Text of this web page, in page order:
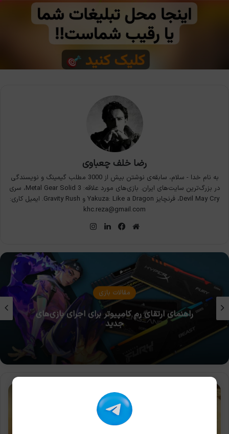
رضا خلف چعباوی
به نام خدا - سلام، سابقه‌ی نوشتن بیش از 3000 مطلب گیمینگ و نویسندگی
در بزرگ‌ترین سایت‌های ایران. بازی‌های مورد علاقه: Metal Gear Solid 3، سری
Devil May Cry، فرنچایز Yakuza: Like a Dragon و Gravity Rush. ایمیل کاری:
khc.reza@gmail.com
وبسایت
فیس
لینکدین
مقالات بازی
چرا برخی بازی‌ها به SSD نیاز دارند و HDD دیگر
کافی نیست؟
آیا
جهان